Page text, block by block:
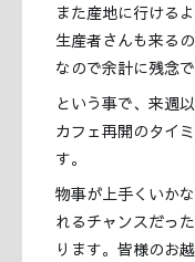
また産地に行ける
生産者さんも来る
なので余計に残念
という事で、来週
カフェ再開のタイ
す。
物事が上手くいか
れるチャンスだっ
ります。皆様のお